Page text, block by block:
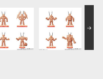
ーズ
わ